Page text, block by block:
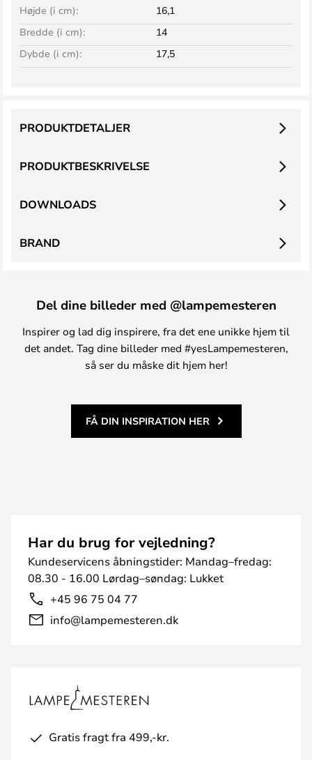
Bredde (i cm): 14
Højde (i cm): 16,1
Dybde (i cm): 17,5
PRODUKTBESKRIVELSE
PRODUKTDETALJER
DOWNLOADS
BRAND
Del dine billeder med @lampemesteren
Inspirer og lad dig inspirere, fra det ene unikke hjem til
det andet. Tag dine billeder med #yesLampemesteren,
så ser du måske dit hjem her!
FÅ DIN INSPIRATION HER
Har du brug for vejledning?
Kundeservicens åbningstider: Mandag–fredag:
08.30 - 16.00 Lørdag–søndag: Lukket
+45 96 75 04 77
info@lampemesteren.dk
Gratis fragt fra 499,-kr.